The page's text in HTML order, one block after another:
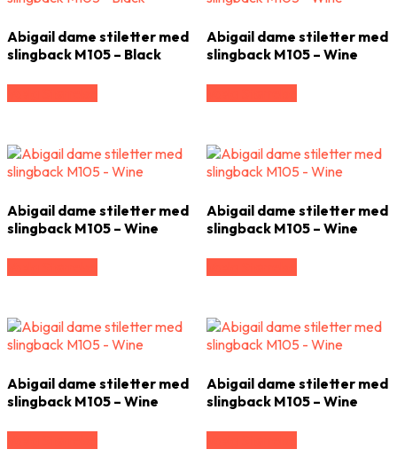
Abigail dame stiletter med
slingback M105 – Black
Abigail dame stiletter med
slingback M105 – Wine
Abigail dame stiletter med
slingback M105 – Wine
Abigail dame stiletter med
slingback M105 – Wine
Abigail dame stiletter med
slingback M105 – Wine
Abigail dame stiletter med
slingback M105 – Wine